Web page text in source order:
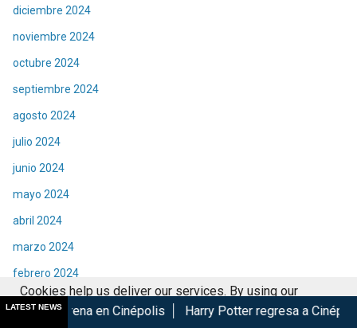
diciembre 2024
noviembre 2024
octubre 2024
septiembre 2024
agosto 2024
julio 2024
junio 2024
mayo 2024
abril 2024
marzo 2024
febrero 2024
enero 2024
LATEST NEWS
Cinépolis Harry Potter regresa a Cinépolis con menú y
Cookies help us deliver our services. By using our
services, you agree to our use of cookies.
Got it